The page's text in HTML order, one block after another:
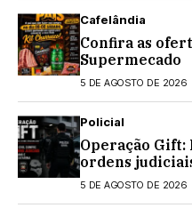
Cafelândia
Confira as
Supermecado
5 DE AGOSTO DE 2026
Policial
Operação
ordens
Catarina
5 DE AGOSTO DE 2026